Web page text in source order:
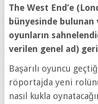
The West End’e
bünyesinde bulunan
oyunların
verilen genel ad)
Başarılı oyuncu
röportajda yeni
nasıl kukla